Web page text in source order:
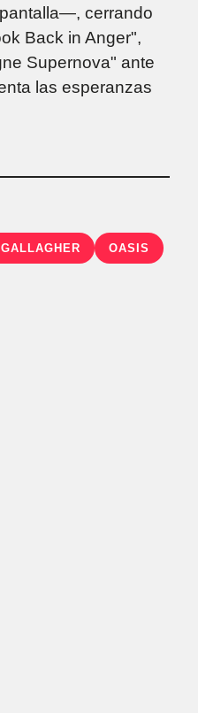
cerrando
Back in Anger",
Supernova" ante
las esperanzas
OASIS